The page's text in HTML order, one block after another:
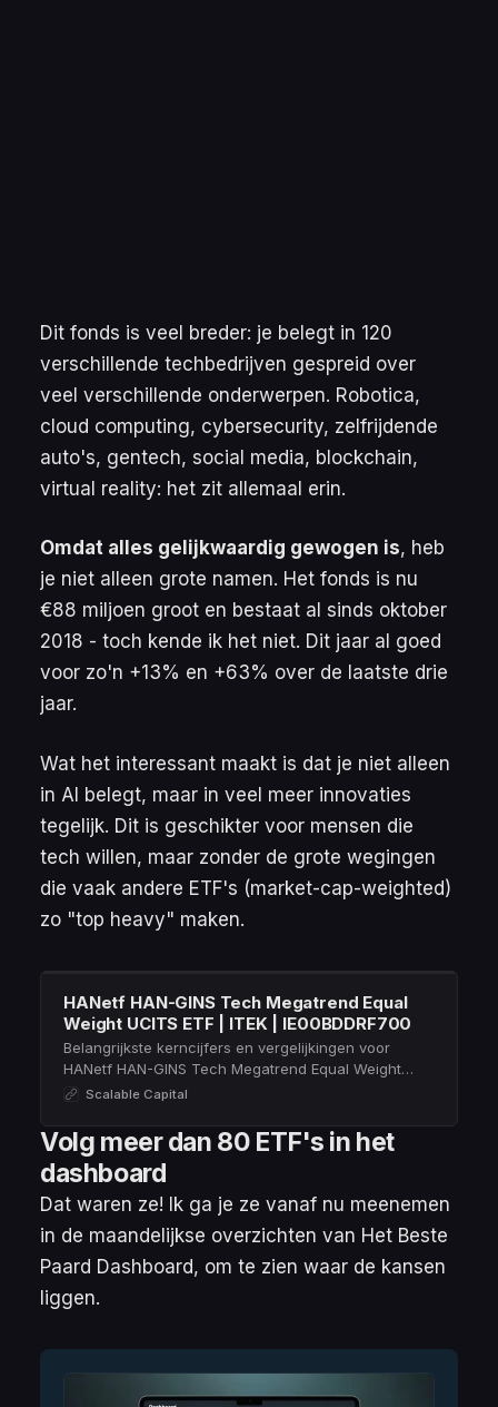
Dit fonds is veel breder: je belegt in 120
verschillende techbedrijven gespreid over
veel verschillende onderwerpen. Robotica,
cloud computing, cybersecurity, zelfrijdende
auto's, gentech, social media, blockchain,
virtual reality: het zit allemaal erin.
Omdat alles gelijkwaardig gewogen is, heb
je niet alleen grote namen. Het fonds is nu
€88 miljoen groot en bestaat al sinds oktober
2018 - toch kende ik het niet. Dit jaar al goed
voor zo'n +13% en +63% over de laatste drie
jaar.
Wat het interessant maakt is dat je niet alleen
in AI belegt, maar in veel meer innovaties
tegelijk. Dit is geschikter voor mensen die
tech willen, maar zonder de grote wegingen
die vaak andere ETF's (market-cap-weighted)
zo "top heavy" maken.
HANetf HAN-GINS Tech Megatrend Equal
Weight UCITS ETF | ITEK | IE00BDDRF700
Belangrijkste kerncijfers en vergelijkingen voor
HANetf HAN-GINS Tech Megatrend Equal Weight
UCITS ETF (ITEK | IE00BDDRF700) ➤ justETF – Dé
Scalable Capital
Volg meer dan 80 ETF's in het
dashboard
Dat waren ze! Ik ga je ze vanaf nu meenemen
in de maandelijkse overzichten van Het Beste
Paard Dashboard, om te zien waar de kansen
liggen.